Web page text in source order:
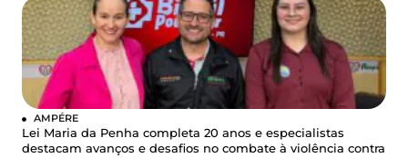
AMPÉRE
Lei Maria da Penha completa 20 anos e especialistas
destacam avanços e desafios no combate à violência contra